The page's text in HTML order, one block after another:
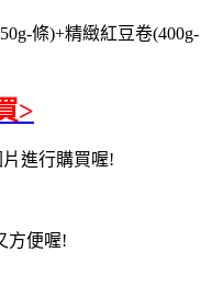
條)+精緻紅豆卷(400g-
>
進行購買喔!
方便喔!